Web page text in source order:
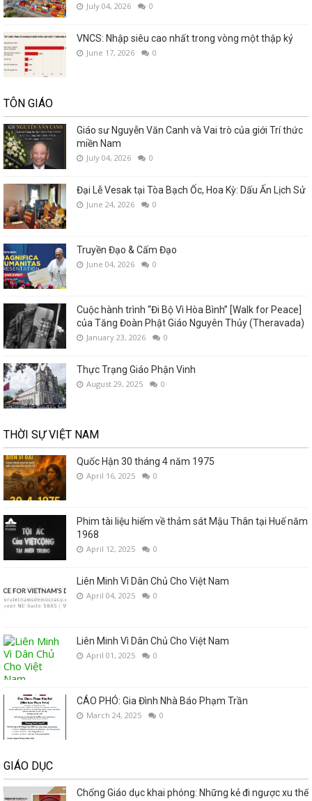
July 04, 2026 0
VNCS: Nhập siêu cao nhất trong vòng một thập kỷ
June 17, 2026 0
TÔN GIÁO
Giáo sư Nguyễn Văn Canh và Vai trò của giới Trí thức
miền Nam
July 04, 2026 0
Đại Lễ Vesak tại Tòa Bạch Ốc, Hoa Kỳ: Dấu Ấn Lịch Sử
June 24, 2026 0
Truyền Đạo & Cấm Đạo
June 04, 2026 0
Cuộc hành trình “Đi Bộ Vì Hòa Bình” [Walk for Peace]
của Tăng Đoàn Phật Giáo Nguyên Thủy (Theravada)
January 23, 2026 0
Thực Trạng Giáo Phận Vinh
August 29, 2025 0
THỜI SỰ VIỆT NAM
Quốc Hận 30 tháng 4 năm 1975
April 16, 2025 0
Phim tài liệu hiếm về thảm sát Mậu Thân tại Huế năm
1968
April 12, 2025 0
Liên Minh Vì Dân Chủ Cho Việt Nam
April 04, 2025 0
Liên Minh Vì Dân Chủ Cho Việt Nam
April 01, 2025 0
CÁO PHÓ: Gia Đình Nhà Báo Phạm Trần
March 24, 2025 0
GIÁO DỤC
Chống Giáo dục khai phóng: Những kẻ đi ngược xu thế